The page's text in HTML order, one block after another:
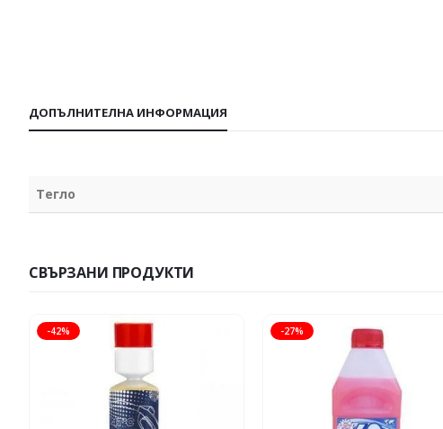
ДОПЪЛНИТЕЛНА ИНФОРМАЦИЯ
Тегло
СВЪРЗАНИ ПРОДУКТИ
-42% -27%